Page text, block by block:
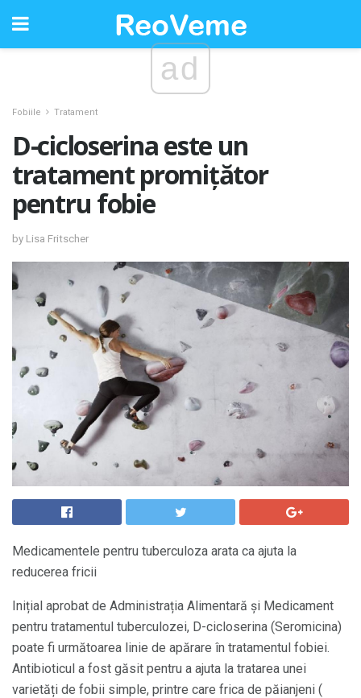
ad
Fobiile Tratament
D-cicloserina este un
tratament promițător
pentru fobie
by Lisa Fritscher
Medicamentele pentru tuberculoza arata ca ajuta la
reducerea fricii
Inițial aprobat de Administrația Alimentară și Medicament
pentru tratamentul tuberculozei, D-cicloserina (Seromicina)
poate fi următoarea linie de apărare în tratamentul fobiei.
Antibioticul a fost găsit pentru a ajuta la tratarea unei
varietăți de fobii simple, printre care frica de păianjeni (